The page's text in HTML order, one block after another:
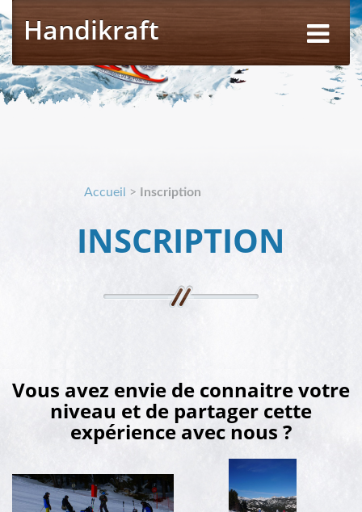
Handikraft
Accueil > Inscription
INSCRIPTION
Vous avez envie de connaitre votre
niveau et de partager cette
expérience avec nous ?